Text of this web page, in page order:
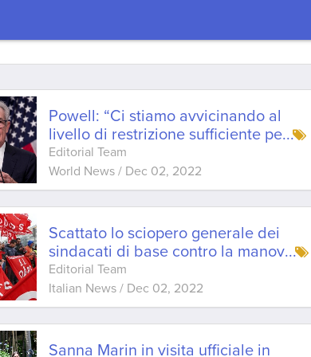
Powell: “Ci stiamo avvicinando al
livello di restrizione sufficiente pe...
Editorial Team
World News / Dec 02, 2022
Scattato lo sciopero generale dei
sindacati di base contro la manov...
Editorial Team
Italian News / Dec 02, 2022
Sanna Marin in visita ufficiale in